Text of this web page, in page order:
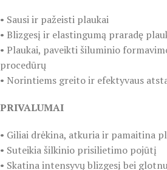
• Sausi ir pažeisti plaukai
• Blizgesį ir elastingumą praradę
• Plaukai, paveikti šiluminio
procedūrų
• Norintiems greito ir efektyvaus
PRIVALUMAI
• Giliai drėkina, atkuria ir pamaitina
• Suteikia šilkinio prisilietimo pojūtį
• Skatina intensyvų blizgesį bei